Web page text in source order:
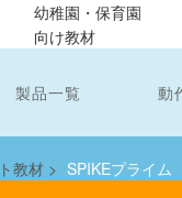
幼稚園・保育園
向け教材
製品一覧 動
教材 > SPIKEプライム